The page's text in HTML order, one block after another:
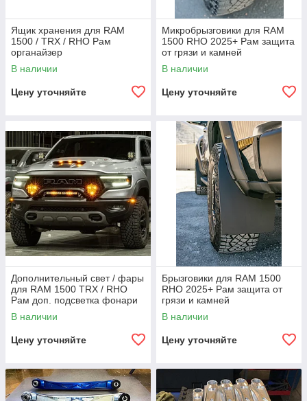
Ящик хранения для RAM
1500 / TRX / RHO Рам
органайзер
В наличии
Цену уточняйте
Микробрызговики для RAM
1500 RHO 2025+ Рам защита
от грязи и камней
В наличии
Цену уточняйте
Дополнительный свет / фары
для RAM 1500 TRX / RHO
Рам доп. подсветка фонари
В наличии
Цену уточняйте
Брызговики для RAM 1500
RHO 2025+ Рам защита от
грязи и камней
В наличии
Цену уточняйте